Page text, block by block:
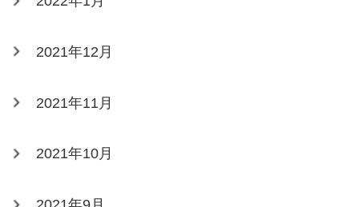
2021年12月
2021年11月
2021年10月